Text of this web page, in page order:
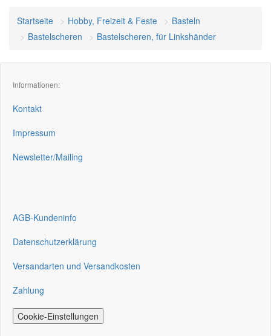
Startseite Hobby, Freizeit & Feste
Basteln
Bastelscheren
Bastelscheren, für Linkshänder
Informationen:
Kontakt
Impressum
Newsletter/Mailing
AGB-Kundeninfo
Datenschutzerklärung
Versandarten und Versandkosten
Zahlung
Cookie-Einstellungen